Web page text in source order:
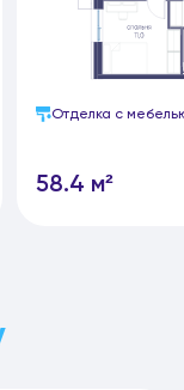
Отделка с
58.4 м²